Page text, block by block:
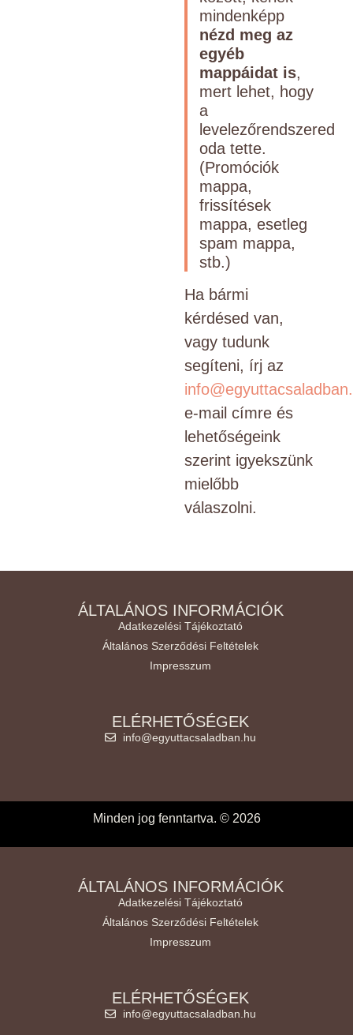
mindenképp
nézd meg az
egyéb
mappáidat is,
mert lehet, hogy
a
levelezőrendszered
oda tette.
(Promóciók
mappa,
frissítések
mappa, esetleg
spam mappa,
stb.)
Ha bármi
kérdésed van,
vagy tudunk
segíteni, írj az
e-mail címre és
lehetőségeink
szerint igyekszünk
mielőbb
válaszolni.
ÁLTALÁNOS INFORMÁCIÓK
Adatkezelési Tájékoztató
Általános Szerződési Feltételek
Impresszum
ELÉRHETŐSÉGEK
info@egyuttacsaladban.hu
Minden jog fenntartva. © 2026
ÁLTALÁNOS INFORMÁCIÓK
Adatkezelési Tájékoztató
Általános Szerződési Feltételek
Impresszum
ELÉRHETŐSÉGEK
info@egyuttacsaladban.hu